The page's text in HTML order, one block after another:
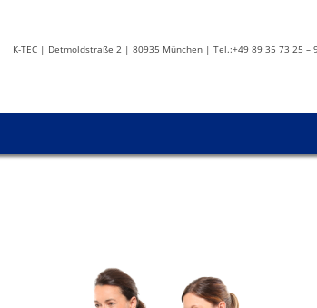
K-TEC | Detmoldstraße 2 | 80935 München | Tel.:+49 89 35 73 25 –